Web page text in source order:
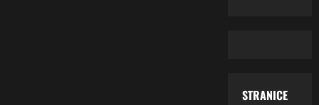
STRANICE